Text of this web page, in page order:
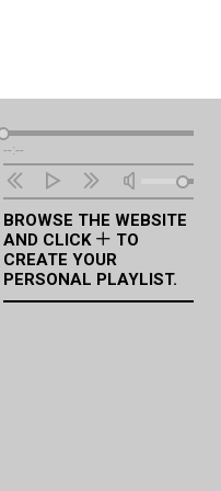
Audio
Player
--:--
BROWSE THE WEBSITE
AND CLICK
TO
CREATE YOUR
PERSONAL PLAYLIST.